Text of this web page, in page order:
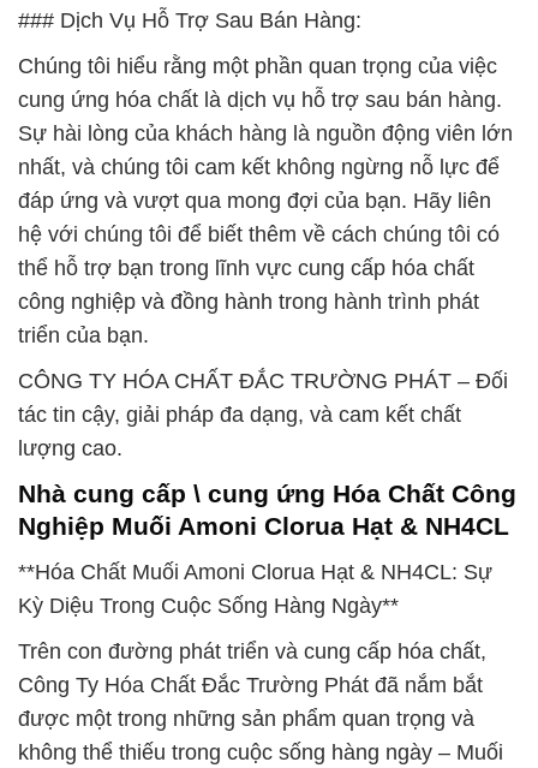
### Dịch Vụ Hỗ Trợ Sau Bán Hàng:
Chúng tôi hiểu rằng một phần quan trọng của việc
cung ứng hóa chất là dịch vụ hỗ trợ sau bán hàng.
Sự hài lòng của khách hàng là nguồn động viên lớn
nhất, và chúng tôi cam kết không ngừng nỗ lực để
đáp ứng và vượt qua mong đợi của bạn. Hãy liên
hệ với chúng tôi để biết thêm về cách chúng tôi có
thể hỗ trợ bạn trong lĩnh vực cung cấp hóa chất
công nghiệp và đồng hành trong hành trình phát
triển của bạn.
CÔNG TY HÓA CHẤT ĐẮC TRƯỜNG PHÁT – Đối
tác tin cậy, giải pháp đa dạng, và cam kết chất
lượng cao.
Nhà cung cấp \ cung ứng Hóa Chất Công
Nghiệp Muối Amoni Clorua Hạt & NH4CL
**Hóa Chất Muối Amoni Clorua Hạt & NH4CL: Sự
Kỳ Diệu Trong Cuộc Sống Hàng Ngày**
Trên con đường phát triển và cung cấp hóa chất,
Công Ty Hóa Chất Đắc Trường Phát đã nắm bắt
được một trong những sản phẩm quan trọng và
không thể thiếu trong cuộc sống hàng ngày – Muối